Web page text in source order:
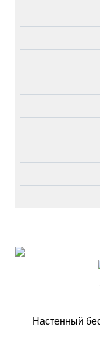
Настенный